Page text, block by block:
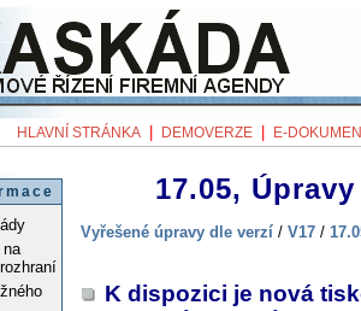
HLAVNÍ STRÁNKA DEMOVERZE E-
na
17.05,
Vyřešené úpravy dle verzí / V17 /
K dispozici je nová